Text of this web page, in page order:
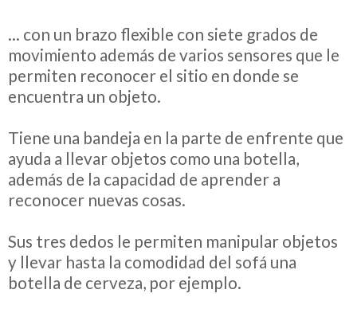
... con un brazo flexible con siete grados de
movimiento además de varios sensores que le
permiten reconocer el sitio en donde se
encuentra un objeto.
Tiene una bandeja en la parte de enfrente que
ayuda a llevar objetos como una botella,
además de la capacidad de aprender a
reconocer nuevas cosas.
Sus tres dedos le permiten manipular objetos
y llevar hasta la comodidad del sofá una
botella de cerveza, por ejemplo.